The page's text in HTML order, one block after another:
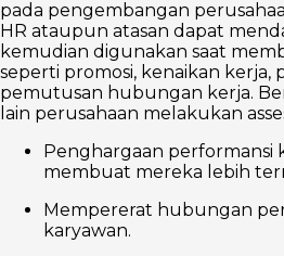
pada pengembangan
HR ataupun atasan dapat
kemudian digunakan saat
seperti promosi, kenaikan kerja,
pemutusan hubungan kerja.
lain perusahaan melakukan
Penghargaan performansi
membuat mereka lebih
Mempererat hubungan
karyawan.